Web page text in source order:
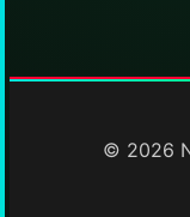
© 2026